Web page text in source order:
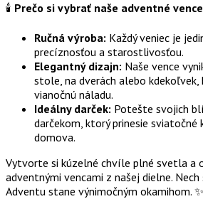
🕯️ Prečo si vybrať naše adventné
Ručná výroba: Každý veniec je
precíznosťou a starostlivosťou.
Elegantný dizajn: Naše vence
stole, na dverách alebo kdekoľvek,
vianočnú náladu.
Ideálny darček: Potešte svojich
darčekom, ktorý prinesie sviatočné
domova.
Vytvorte si kúzelné chvíle plné svetla a
adventnými vencami z našej dielne. Nech
Adventu stane výnimočným okamihom. ✨